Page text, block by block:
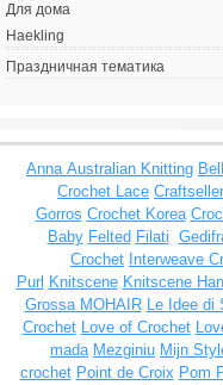
Для дома
Haekling
Праздничная тематика
Anna Australian Knitting
Crochet Lace Craftseller
Gorros Crochet Korea
Baby Felted Filati
Crochet Interweave
Purl Knitscene Knitscene
Grossa MOHAIR Le Idee di
Crochet Love of Crochet
mada Mezginiu Mijn
crochet Point de Croix Pom